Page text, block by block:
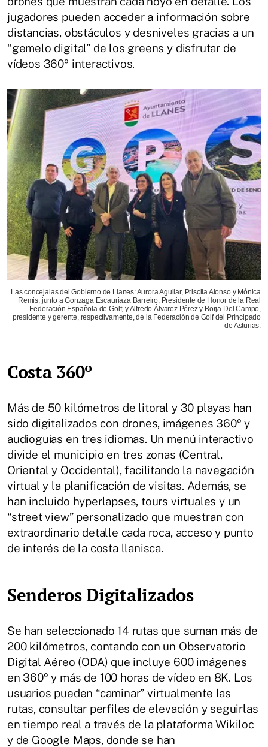
jugadores pueden acceder a información sobre
distancias, obstáculos y desniveles gracias a un
“gemelo digital” de los greens y disfrutar de
vídeos 360º interactivos.
Las concejalas del Gobierno de Llanes: Aurora Aguilar, Priscila Alonso y Mónica
Remis, junto a Gonzaga Escauriaza Barreiro, Presidente de Honor de la Real
Federación Española de Golf, y Alfredo Álvarez Pérez y Borja Del Campo,
presidente y gerente, respectivamente, de la Federación de Golf del Principado
de Asturias.
Costa 360º
Más de 50 kilómetros de litoral y 30 playas han
sido digitalizados con drones, imágenes 360º y
audioguías en tres idiomas. Un menú interactivo
divide el municipio en tres zonas (Central,
Oriental y Occidental), facilitando la navegación
virtual y la planificación de visitas. Además, se
han incluido hyperlapses, tours virtuales y un
“street view” personalizado que muestran con
extraordinario detalle cada roca, acceso y punto
de interés de la costa llanisca.
Senderos Digitalizados
Se han seleccionado 14 rutas que suman más de
200 kilómetros, contando con un Observatorio
Digital Aéreo (ODA) que incluye 600 imágenes
en 360º y más de 100 horas de vídeo en 8K. Los
usuarios pueden “caminar” virtualmente las
rutas, consultar perfiles de elevación y seguirlas
en tiempo real a través de la plataforma Wikiloc
y de Google Maps, donde se han